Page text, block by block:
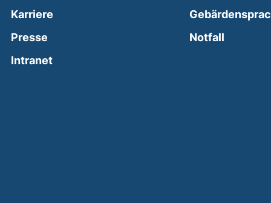
Karriere
Presse
Intranet(external link, opens in a new window)
Notfall